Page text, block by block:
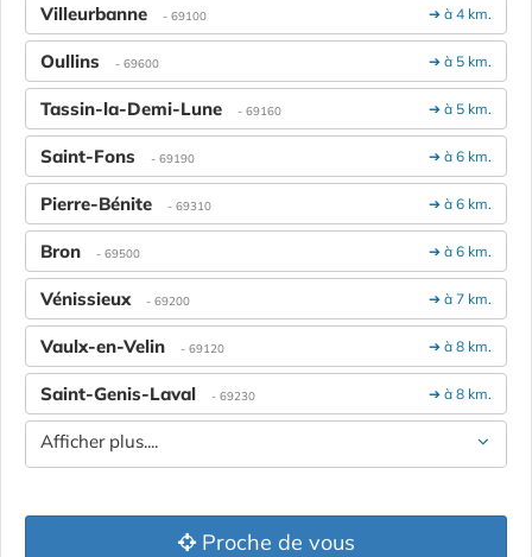
➔ à 4 km.
Villeurbanne - 69100
➔ à 5 km.
Oullins - 69600
➔ à 5 km.
Tassin-la-Demi-Lune - 69160
➔ à 6 km.
Saint-Fons - 69190
➔ à 6 km.
Pierre-Bénite - 69310
➔ à 6 km.
Bron - 69500
➔ à 7 km.
Vénissieux - 69200
➔ à 8 km.
Vaulx-en-Velin - 69120
➔ à 8 km.
Saint-Genis-Laval - 69230
Afficher plus....
Proche de vous